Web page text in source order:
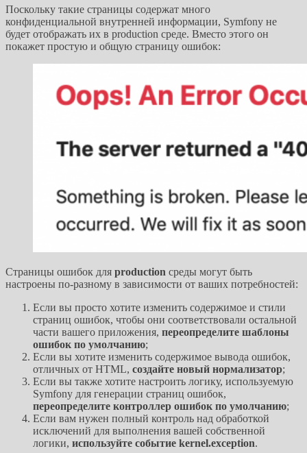
Поскольку такие страницы содержат много
конфиденциальной внутренней информации, Symfony не
будет отображать их в production среде. Вместо этого он
покажет простую и общую страницу ошибок:
Страницы ошибок для production среды могут быть
настроены по-разному в зависимости от ваших потребностей:
Если вы просто хотите изменить содержимое и стили
страниц ошибок, чтобы они соответствовали остальной
части вашего приложения, переопределите шаблоны
ошибок по умолчанию;
Если вы хотите изменить содержимое вывода ошибок,
отличных от HTML, создайте новый нормализатор;
Если вы также хотите настроить логику, используемую
Symfony для генерации страниц ошибок,
переопределите контроллер ошибок по умолчанию;
Если вам нужен полный контроль над обработкой
исключений для выполнения вашей собственной
логики, используйте событие kernel.exception.